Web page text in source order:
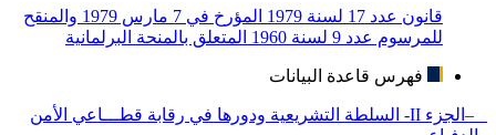
قانون عدد 17 لسنة 1979 المؤرخ في 7 مارس 1979 والمنقح
للمرسوم عدد 9 لسنة 1960 المتعلق بالمنحة البرلمانية
فهرس قاعدة البيانات
–الجزء II- السلطة التشريعية ودورها في رقابة قطـــاعي الأمن